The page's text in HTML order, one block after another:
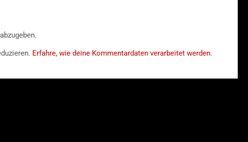
Erfahre, wie deine Kommentardaten verarbeitet werden.